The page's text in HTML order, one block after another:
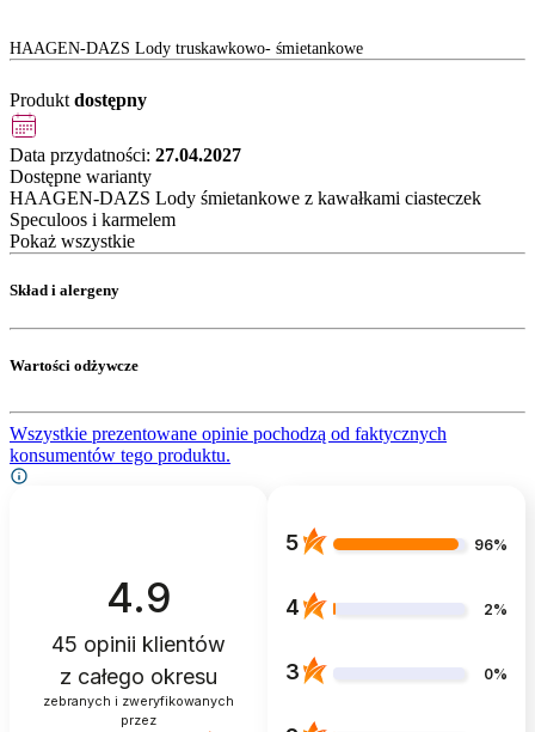
HAAGEN-DAZS Lody truskawkowo- śmietankowe
Produkt dostępny
Data przydatności: 27.04.2027
Dostępne warianty
HAAGEN-DAZS Lody śmietankowe z kawałkami ciasteczek
Speculoos i karmelem
Pokaż wszystkie
Skład i alergeny
Wartości odżywcze
Wszystkie prezentowane opinie pochodzą od faktycznych
konsumentów tego produktu.
4.9
45 opinii klientów
z całego okresu
zebranych i zweryfikowanych
przez
5 96%
4 2%
3 0%